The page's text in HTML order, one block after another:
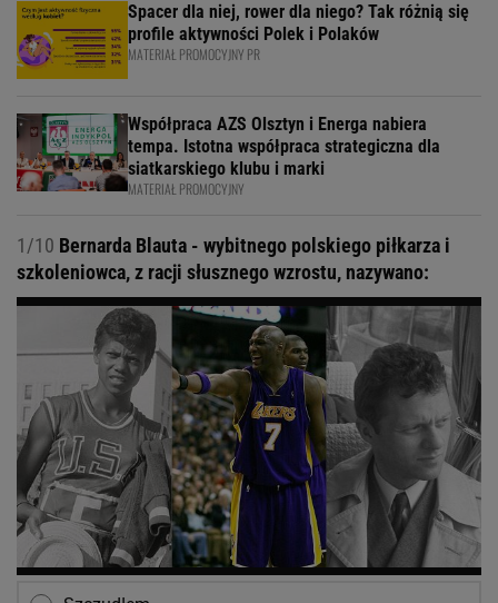
Spacer dla niej, rower dla niego? Tak różnią się
profile aktywności Polek i Polaków
MATERIAŁ PROMOCYJNY PR
Współpraca AZS Olsztyn i Energa nabiera
tempa. Istotna współpraca strategiczna dla
siatkarskiego klubu i marki
MATERIAŁ PROMOCYJNY
1/10 Bernarda Blauta - wybitnego polskiego piłkarza i
szkoleniowca, z racji słusznego wzrostu, nazywano: